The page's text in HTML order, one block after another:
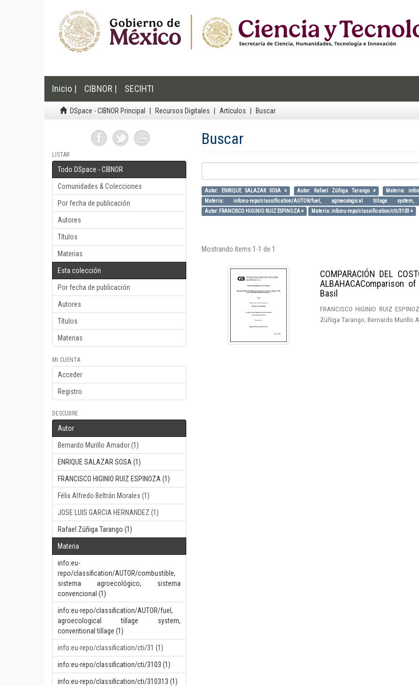
Inicio | CIBNOR | SECIHTI
DSpace - CIBNOR Principal Recursos Digitales Artículos Buscar
LISTAR
Todo DSpace - CIBNOR
Comunidades & Colecciones
Por fecha de publicación
Autores
Títulos
Materias
Esta colección
Por fecha de publicación
Autores
Títulos
Materias
MI CUENTA
Acceder
Registro
DESCUBRE
Autor
Bernardo Murillo Amador (1)
ENRIQUE SALAZAR SOSA (1)
FRANCISCO HIGINIO RUIZ ESPINOZA (1)
Félix Alfredo Beltrán Morales (1)
JOSE LUIS GARCIA HERNANDEZ (1)
Rafael Zúñiga Tarango (1)
Materia
info:eu-
repo/classification/AUTOR/combustible,
sistema agroecológico, sistema
convencional (1)
info:eu-repo/classification/AUTOR/fuel,
agroecological tillage system,
conventional tillage (1)
info:eu-repo/classification/cti/31 (1)
info:eu-repo/classification/cti/3103 (1)
info:eu-repo/classification/cti/310313 (1)
Buscar
Autor: ENRIQUE SALAZAR SOSA × Autor: Rafael Zúñiga Tarango ×
Materia:
Materia: info:eu-repo/classification/AUTOR/fuel, agroecological tillage
Autor: FRANCISCO HIGINIO RUIZ ESPINOZA ×
Materia: info:eu-repo/classification/cti/3103 ×
Mostrando ítems 1-1 de 1
COMPARACIÓN DEL
ALBAHACAComparison
Basil
FRANCISCO HIGINIO RUIZ
Zúñiga Tarango; Bernardo Murillo